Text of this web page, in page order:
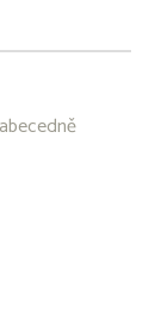
abecedně